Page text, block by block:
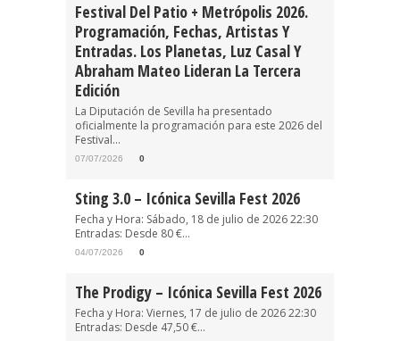
Festival Del Patio + Metrópolis 2026.
Programación, Fechas, Artistas Y
Entradas. Los Planetas, Luz Casal Y
Abraham Mateo Lideran La Tercera
Edición
La Diputación de Sevilla ha presentado
oficialmente la programación para este 2026 del
Festival...
07/07/2026 0
Sting 3.0 – Icónica Sevilla Fest 2026
Fecha y Hora: Sábado, 18 de julio de 2026 22:30
Entradas: Desde 80 €...
04/07/2026 0
The Prodigy – Icónica Sevilla Fest 2026
Fecha y Hora: Viernes, 17 de julio de 2026 22:30
Entradas: Desde 47,50 €...